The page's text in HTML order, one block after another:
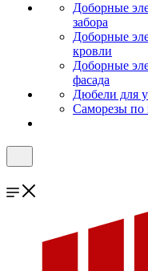
Доборные
забора
Доборные
кровли
Доборные
фасада
Дюбели для
Саморезы по